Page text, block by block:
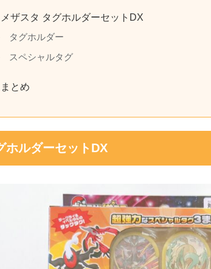
メザスタ タグホルダーセットDX
タグホルダー
スペシャルタグ
まとめ
ホルダーセットDX